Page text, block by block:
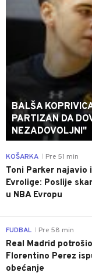
BALŠA
PARTIZAN DA
NEZADOVOLJNI"
KOŠARKA Pre 51 min
Toni Parker najavio
Evrolige: Poslije
u NBA Evropu
FUDBAL Pre 58 min
Real Madrid
Florentino Perez
obećanje